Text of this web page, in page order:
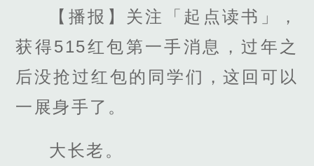
【播报】关注「起点读书」，
获得515红包第一手消息，过年之
后没抢过红包的同学们，这回可以
一展身手了。
大长老。